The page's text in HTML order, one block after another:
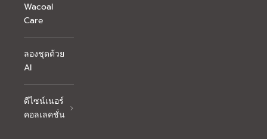
Wacoal
Care
ลองชุดด้วย
AI
ดีไซน์เนอร์
คอลเลคชั่น